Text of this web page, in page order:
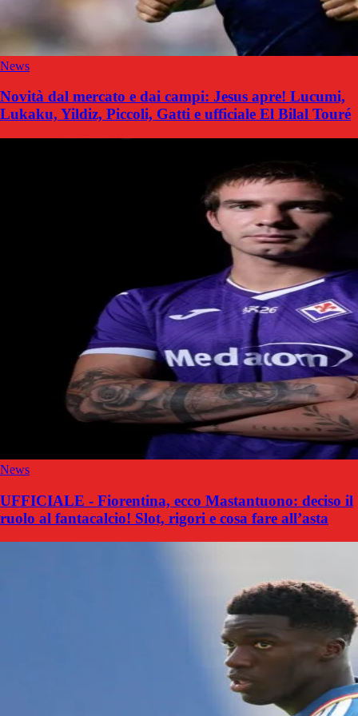
News
Novità dal mercato e dai campi: Jesus apre! Lucumi,
Lukaku, Yildiz, Piccoli, Gatti e ufficiale El Bilal Touré
News
UFFICIALE - Fiorentina, ecco Mastantuono: deciso il
ruolo al fantacalcio! Slot, rigori e cosa fare all’asta